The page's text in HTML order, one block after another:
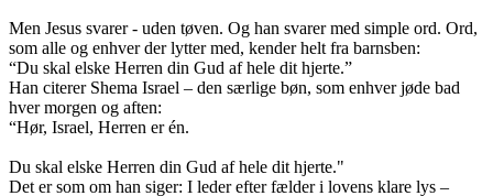
Men Jesus svarer - uden tøven. Og han svarer med simple ord. Ord,
som alle og enhver der lytter med, kender helt fra barnsben:
“Du skal elske Herren din Gud af hele dit hjerte.”
Han citerer Shema Israel – den særlige bøn, som enhver jøde bad
hver morgen og aften:
“Hør, Israel, Herren er én.
Du skal elske Herren din Gud af hele dit hjerte."
Det er som om han siger: I leder efter fælder i lovens klare lys –